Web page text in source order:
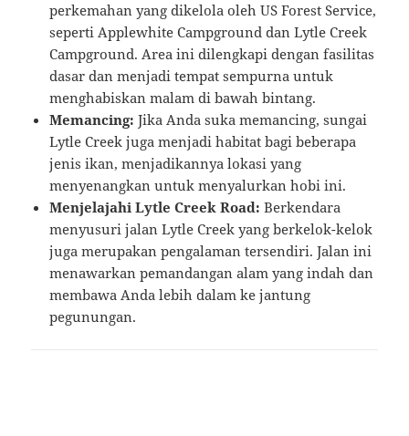
perkemahan yang dikelola oleh US Forest Service,
seperti Applewhite Campground dan Lytle Creek
Campground. Area ini dilengkapi dengan fasilitas
dasar dan menjadi tempat sempurna untuk
menghabiskan malam di bawah bintang.
Memancing: Jika Anda suka memancing, sungai
Lytle Creek juga menjadi habitat bagi beberapa
jenis ikan, menjadikannya lokasi yang
menyenangkan untuk menyalurkan hobi ini.
Menjelajahi Lytle Creek Road: Berkendara
menyusuri jalan Lytle Creek yang berkelok-kelok
juga merupakan pengalaman tersendiri. Jalan ini
menawarkan pemandangan alam yang indah dan
membawa Anda lebih dalam ke jantung
pegunungan.